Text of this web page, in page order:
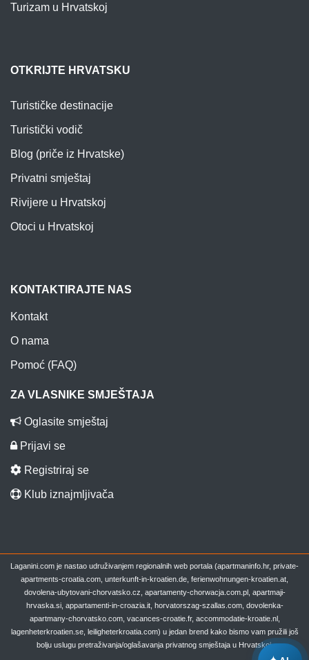
Turizam u Hrvatskoj
OTKRIJTE HRVATSKU
Turističke destinacije
Turistički vodič
Blog (priče iz Hrvatske)
Privatni smještaj
Rivijere u Hrvatskoj
Otoci u Hrvatskoj
KONTAKTIRAJTE NAS
Kontakt
O nama
Pomoć (FAQ)
ZA VLASNIKE SMJEŠTAJA
Oglasite smještaj
Prijavi se
Registriraj se
Klub iznajmljivača
Laganini.com je nastao udruživanjem regionalnih web portala (apartmaninfo.hr, private-
apartments-croatia.com, unterkunft-in-kroatien.de, ferienwohnungen-kroatien.at,
dovolena-ubytovani-chorvatsko.cz, apartamenty-chorwacja.com.pl, apartmaji-
hrvaska.si, appartamenti-in-croazia.it, horvatorszag-szallas.com, dovolenka-
apartmany-chorvatsko.com, vacances-croatie.fr, accommodatie-kroatie.nl,
lagenheterkroatien.se, leiligheterkroatia.com) u jedan brend kako bismo vam pružili još
bolju uslugu pretraživanja/oglašavanja privatnog smještaja u Hrvatskoj.